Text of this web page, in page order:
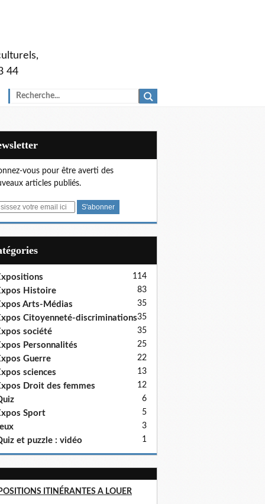
44
vous pour être averti des
articles publiés.
114
Histoire 83
Arts-Médias 35
Citoyenneté-discriminations35
société 35
Personnalités 25
Guerre 22
sciences 13
Droit des femmes 12
6
Sport 5
3
et puzzle : vidéo 1
ITINÉRANTES A LOUER